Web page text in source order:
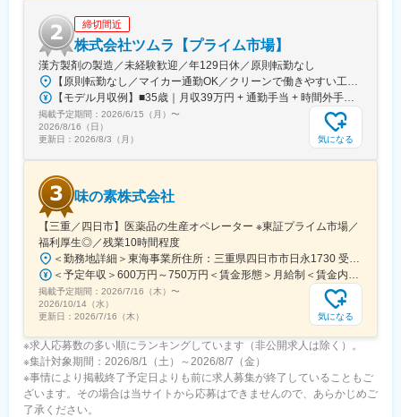
田駅、緑町駅、高島町駅、海老名駅(相模線)、千葉中央駅、京成西
船駅、北与野駅、大阪城公園駅、なんば駅(地下鉄)、古川橋駅、な
にわ橋駅、渡辺橋駅、新大阪駅、西大橋駅、心斎橋駅、堺筋本町
駅、大阪天満宮駅、西元町駅、計算科学センター駅、山陽明石
駅、西院駅(京福線)、くいな橋駅、桂川駅(京都府)、日比野駅(名古
屋市営)、大門駅(愛知県)、矢田駅(愛知県)、上前津駅、栄町駅(愛
知県)、東別院駅、森下駅(愛知県)、車道駅、高岳駅、久屋大通
駅、多屋駅、祇園駅(福岡県)、熊本駅前駅、八千代町駅、市役所前
駅、立川南駅、北１２条駅、仙台駅(地下鉄)、日吉町駅、新浜松
駅、名鉄名古屋駅、新富町駅(富山県)、東梅田駅、三宮駅(神戸新
交通)、西川緑道公園駅、本通駅、旦過駅、桜町駅(長崎県)、九品
寺交差点駅、市役所前駅(愛媛県)、甲東中学校前駅、淡路町駅、溜
池山王駅、東池袋四丁目駅、西武新宿駅、六本木一丁目駅、日比
谷駅、西新宿五丁目駅、お台場海浜公園駅、永田町駅、参宮橋
駅、芝公園駅、田原町駅(東京都)、浅草橋駅、西大島駅、岩本町
駅、築地市場駅、神奈川駅、京急川崎駅、栄町駅(千葉県)、大阪難
波駅、東淀川駅、扇町駅(大阪府)、西新町駅、西大路三条駅、東向
口駅、スタジアムシティノース駅、七ツ屋駅、足羽山公園口駅、
横川一丁目駅、袋町駅、バスセンター前駅、片原町駅(香川県)、高
知橋駅
10:30 定期点検
12:00 昼休憩
13:00 修理対応、データ集計
17:00 業務の引継ぎ
18:00 終業
★＊当社のココが魅力＊★
日研トータルソーシングは5年後・10年後の人生の選択肢が広が
・設備保全のスペシャリスト
・ロボットエンジニア はもちろん
⇒社内転職（ジョブチェンジ制度）を利用ことも可能！！
24職種（製造、研究・開発・設計、IT・化学・建設・医療・福祉
など）
多くの事業領域も扱っている日研トータルソーシングだからこ
そ、
数年先の未来も安心して働けます。
■入寮制度について
配属後は入寮が原則必須となります。
自己負担は研修中は1,166円／配属後は43,500円～です。
（配属後の費用は地域により変動あり）
■働き方
締切間近
株式会社ツムラ【プライム市場】
漢方製剤の製造／未経験歓迎／年129日休／原則転勤なし
【原則転勤なし／マイカー通勤OK／クリーンで働きやすい工場環境】■茨城工場茨城県稲敷郡阿見町吉原3586◎JR常磐線『ひたち野うしく駅』『荒川沖駅』より車で約15分＜茨城工場ってどんなところ？＞世界トップクラスの規模と生産能力を誇る、医療用漢方製剤の工場です。製造に使用する機械の自動化など最先端の技術を導入し、製品の安定供給を実現。研究所・漢方記念館・薬草見本園なども併設しています。※U・Iターン歓迎※受動喫煙対策：場内全面禁煙
【モデル月収例】■35歳｜月収39万円 + 通勤手当 + 時間外手当■25歳｜月収30万円 + 通勤手当 + 時間外手当※月20日勤務のモデル※1部7日間、2部7日間、3部6日間、連続勤務手当8日分、持家有無、扶養配偶者・子女の有無の条件付きで試算した場合※諸手当含む：交替勤務手当、連続勤務手当、家族手当、住宅手当月給217,080円～+各種手当+賞与年2回※18歳の場合の最低保証給与額です※年齢・経験に基づき、当社規程により算出します。なお、詳細は面接時にご説明いたします
掲載予定期間： 2026/6/15（月） 〜
2026/8/16（日）
更新日： 2026/8/3（月） 気になる
味の素株式会社
【三重／四日市】医薬品の生産オペレーター ※東証プライム市場／
福利厚生◎／残業10時間程度
＜勤務地詳細＞東海事業所住所：三重県四日市市日永1730 受動喫煙対策：屋内全面禁煙変更の範囲：会社の定める事業所（リモートワーク含む）
＜予定年収＞600万円～750万円＜賃金形態＞月給制＜賃金内訳＞月額（基本給）：240,000円～450,000円＜月給＞240,000円～450,000円＜昇給有無＞有＜残業手当＞有＜給与補足＞※上記は入社時の想定年収であり、詳細はこれまでの経験を考慮の上、当社規定に準じて決定■賞与：年2回（6月・12月）賃金はあくまでも目安の金額であり、選考を通じて上下する可能性があります。月給(月額)は固定手当を含めた表記です。
掲載予定期間： 2026/7/16（木） 〜
2026/10/14（水）
更新日： 2026/7/16（木） 気になる
※求人応募数の多い順にランキングしています（非公開求人は除く）。
※集計対象期間：2026/8/1（土）～2026/8/7（金）
※事情により掲載終了予定日よりも前に求人募集が終了していることもご
ざいます。その場合は当サイトから応募はできませんので、あらかじめご
了承ください。